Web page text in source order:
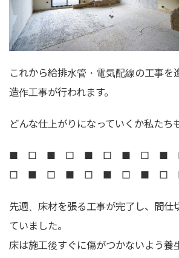
これから給排水管・電気配線の工事を
造作工事が行われます。
どんな仕上がりになっていくか私たち
■ □ ■ □ ■ □ ■ □ ■
□ ■ □ ■ □ ■ □ ■ □
先週、床材を張る工事が完了し、間仕
ていました。
床は施工後すぐに傷がつかないよう養